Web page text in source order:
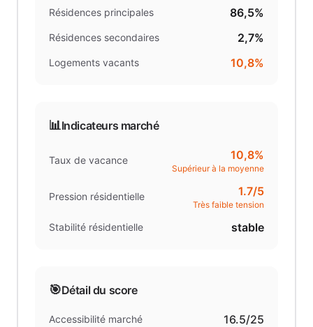
Résidences principales 86,5%
Résidences secondaires 2,7%
Logements vacants 10,8%
📊Indicateurs marché
Taux de vacance 10,8%
Supérieur à la moyenne
Pression résidentielle 1.7/5
Très faible tension
Stabilité résidentielle stable
🎯Détail du score
Accessibilité marché 16.5/25